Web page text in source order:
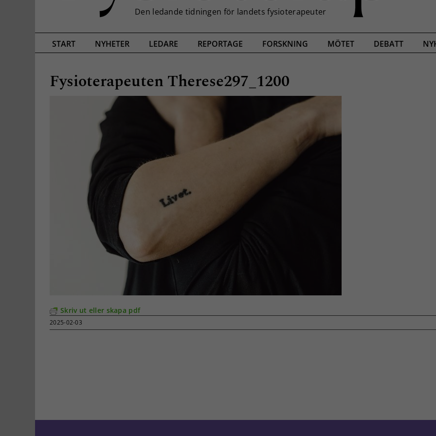
START NYHETER LEDARE REPORTAGE FORSKNING MÖTET DEBATT
Fysioterapeuten Therese297_1200
Skriv ut eller skapa pdf
2025-02-03